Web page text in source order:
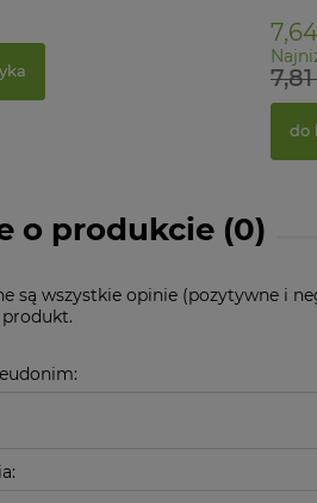
7,81
do
o produkcie (0)
są wszystkie opinie (pozytywne i